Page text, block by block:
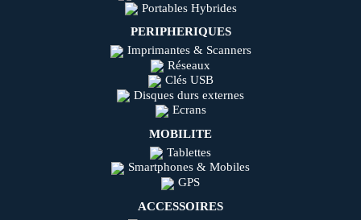
Portables Hybrides
PERIPHERIQUES
Imprimantes & Scanners
Réseaux
Clés USB
Disques durs externes
Ecrans
MOBILITE
Tablettes
Smartphones & Mobiles
GPS
ACCESSOIRES